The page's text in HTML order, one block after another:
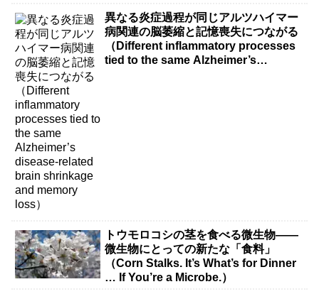
異なる炎症過程が同じアルツハイマー
病関連の脳萎縮と記憶喪失につながる
（Different inflammatory processes
tied to the same Alzheimer’s
トウモロコシの茎を食べる微生物――
微生物にとっての新たな「食料」
（Corn Stalks. It’s What’s for Dinner
… If You’re a Microbe.）